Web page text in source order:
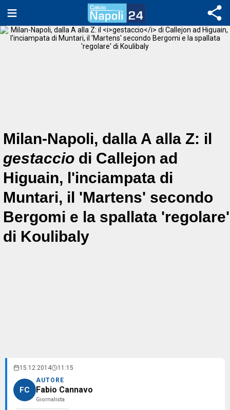
Milan-Napoli, dalla A alla Z: il
gestaccio di Callejon ad
Higuain, l'inciampata di
Muntari, il 'Martens' secondo
Bergomi e la spallata 'regolare'
di Koulibaly
15.12.2014 11:15
FC
AUTORE
Fabio Cannavo
Giornalista